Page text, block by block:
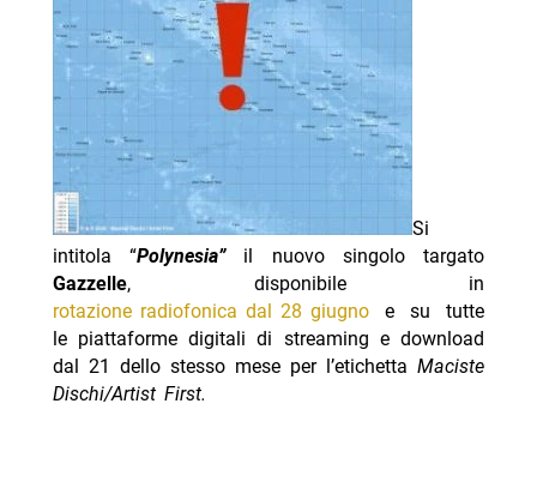
Si
intitola “Polynesia”il nuovo singolo targato
Gazzelle, disponibile in
rotazione radiofonica dal 28 giugnoe su tutte
le piattaforme digitali di streaming e download
dal 21 dello stesso mese per l’etichettaMaciste
Dischi/Artist First.